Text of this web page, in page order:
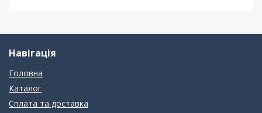
Навігація
Головна
Каталог
Сплата та доставка